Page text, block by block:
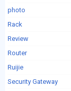
photo
Rack
Review
Router
Ruijie
Security Gateway